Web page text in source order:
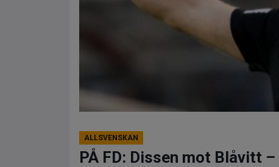
ALLSVENSKAN
PÅ FD: Dissen mot Blåvitt